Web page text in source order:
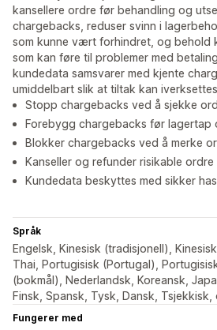
kansellere ordre før behandling og
chargebacks, reduser svinn i
som kunne vært forhindret, og behold
som kan føre til problemer med
kundedata samsvarer med kjente
umiddelbart slik at tiltak kan
Stopp chargebacks ved å sjekke
Forebygg chargebacks før lagertap
Blokker chargebacks ved å merke
Kanseller og refunder risikable
Kundedata beskyttes med sikker
Språk
Engelsk, Kinesisk (tradisjonell),
Thai, Portugisisk (Portugal),
(bokmål), Nederlandsk, Koreansk,
Finsk, Spansk, Tysk, Dansk, Tsjekkisk,
Fungerer med